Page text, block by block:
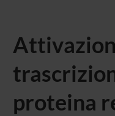
proteina